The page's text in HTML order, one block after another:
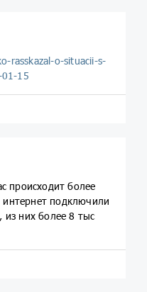
rasskazal-o-situacii-s-
01-15
происходит более
подключили
из них более 8 тыс